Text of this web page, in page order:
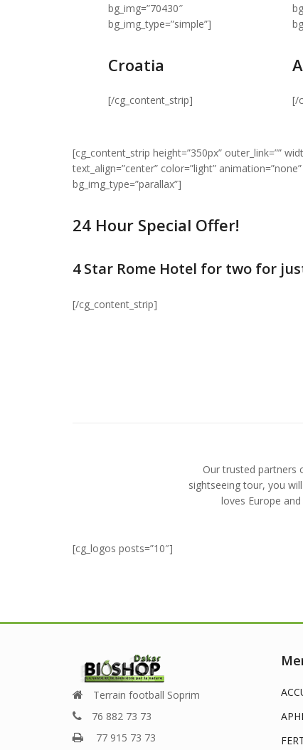
bg_img=”70430″
bg_img_type=”simple”]
Croatia
[/cg_content_strip] [/
[cg_content_strip height=”350px” outer_link=””
text_align=”center” color=”light”
bg_img_type=”parallax”]
24 Hour Special Offer!
4 Star Rome Hotel for two for
[/cg_content_strip]
Our trusted partners
sightseeing tour, you
loves Europe
[cg_logos posts=”10″]
Terrain football Soprim
76 882 73 73
77 915 73 73